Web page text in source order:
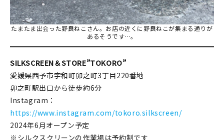
たまたま出会った野良ねこさん。お店の近くに野良ねこが集まる通りが
あるそうです…。
SILKSCREEN＆STORE”TOKORO”
愛媛県西予市宇和町卯之町3丁目220番地
卯之町駅出口から徒歩約6分
Instagram：
https://www.instagram.com/tokoro.silkscreen/
2024年6月オープン予定
※シルクスクリーンの作業場は予約制です